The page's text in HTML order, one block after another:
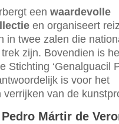
een waardevolle
en organiseert
in twee zalen die
zijn. Bovendien is
Stichting ‘Genalguacil
is voor het
verrijken van de
Mártir de